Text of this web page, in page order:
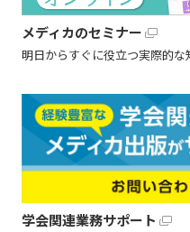
メディカのセミナー
明日からすぐに役立つ実際的な
学会関連業務サポート